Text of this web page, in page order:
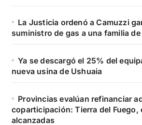
La Justicia ordenó a Camuzzi
suministro de gas a una familia
Ya se descargó el 25% del
nueva usina de Ushuaia
Provincias evalúan refinanciar
coparticipación: Tierra del Fuego,
alcanzadas